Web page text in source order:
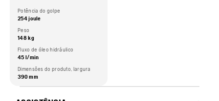
Potência do golpe
254 joule
Peso
148 kg
Fluxo de óleo hidráulico
45 l/min
Dimensões do produto, largura
390 mm